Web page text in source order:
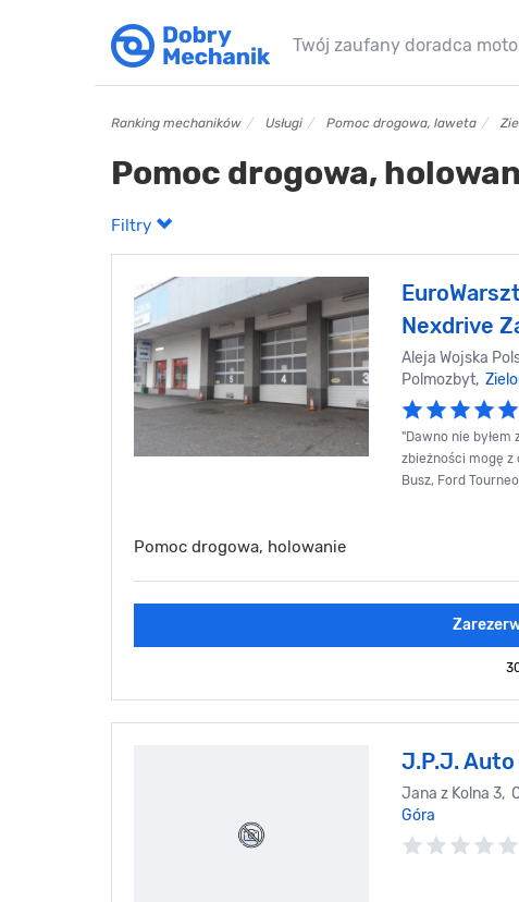
Twój zaufany doradca
Ranking mechaników Usługi Pomoc drogowa, laweta
Pomoc drogowa,
Filtry
Nexdrive
Aleja Wojska
Polmozbyt,
"Dawno nie
zbieżności mogę
Busz, Ford
Pomoc drogowa, holowanie
J.P.J. Auto
Jana z Kolna 3,
Góra